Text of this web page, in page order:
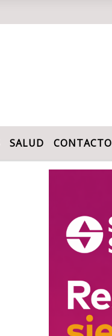
SALUD CONTACTO